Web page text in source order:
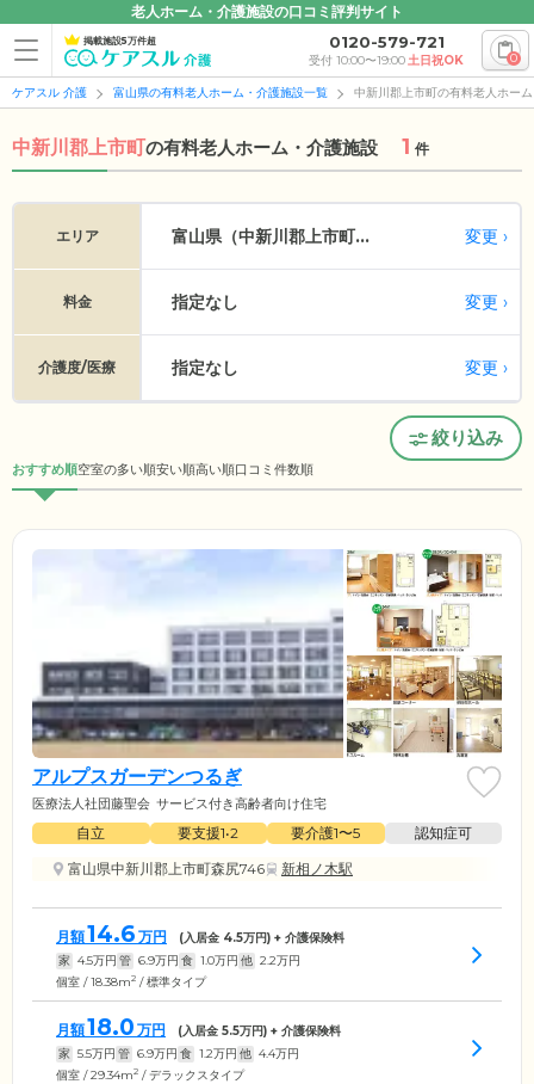
老人ホーム・介護施設の口コミ評判サイト
掲載施設5万件超 0120-579-721
受付 10:00〜19:00土日祝OK 0
ケアスル 介護 富山県の有料老人ホーム・介護施設一覧 中新川郡上市町の有料老人ホー
中新川郡上市町の有料老人ホーム・介護施設 1 件
エリア 富山県（中新川郡上市町... 変更
料金 指定なし 変更
介護度/医療 指定なし 変更
絞り込み
おすすめ順空室の多い順安い順高い順口コミ件数順
アルプスガーデンつるぎ
医療法人社団藤聖会 サービス付き高齢者向け住宅
自立 要支援1•2 要介護1〜5
認知症可
富山県中新川郡上市町森尻746
新相ノ木駅
月額14.6 万円 (入居金 4.5万円) + 介護保険料
家 4.5万円 管 6.9万円 食 1.0万円 他 2.2万円
個室 / 18.38m2 / 標準タイプ
月額18.0 万円 (入居金 5.5万円) + 介護保険料
家 5.5万円 管 6.9万円 食 1.2万円 他 4.4万円
個室 / 29.34m2 / デラックスタイプ